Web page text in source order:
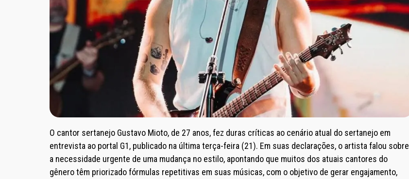
O cantor sertanejo Gustavo Mioto, de 27 anos, fez duras críticas ao cenário atual do sertanejo em
entrevista ao portal G1, publicado na última terça-feira (21). Em suas declarações, o artista falou sobre
a necessidade urgente de uma mudança no estilo, apontando que muitos dos atuais cantores do
gênero têm priorizado fórmulas repetitivas em suas músicas, com o objetivo de gerar engajamento,